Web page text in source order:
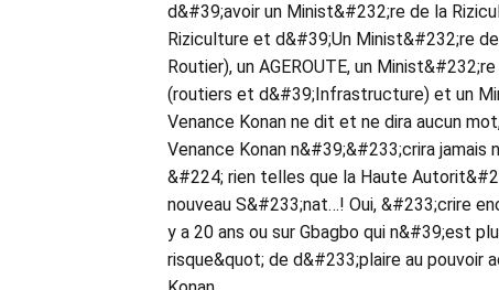
d&#39;avoir un Minist&#232;re de la
Riziculture et d&#39;Un Minist&#232;re
Routier), un AGEROUTE, un
(routiers et d&#39;Infrastructure) et un
Venance Konan ne dit et ne dira aucun
Venance Konan n&#39;&#233;crira
&#224; rien telles que la Haute
nouveau S&#233;nat…! Oui, &#233;crire
y a 20 ans ou sur Gbagbo qui n&#39;est
risque&quot; de d&#233;plaire au pouvoir